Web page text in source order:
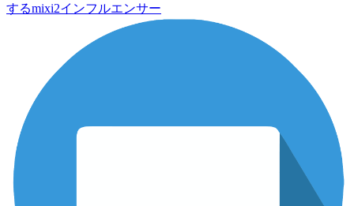
するmixi2インフルエンサー